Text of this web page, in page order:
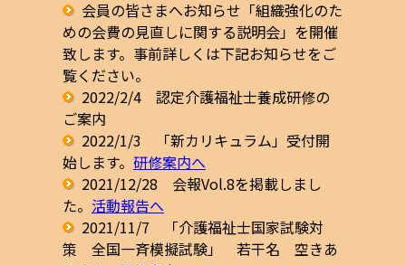
会員の皆さまへお知らせ「組織強化のた
めの会費の見直しに関する説明会」を開催
致します。事前詳しくは下記お知らせをご
覧ください。
2022/2/4 認定介護福祉士養成研修の
ご案内
2022/1/3 「新カリキュラム」受付開
始します。 研修案内へ
2021/12/28 会報Vol.8を掲載しまし
た。 活動報告へ
2021/11/7 「介護福祉士国家試験対
策 全国一斉模擬試験」 若干名 空きあ